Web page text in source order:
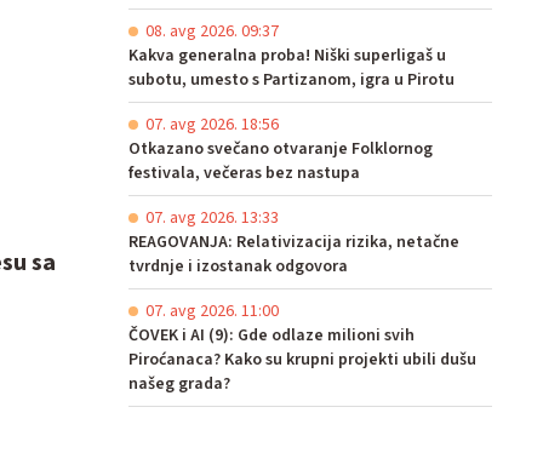
sa
08. avg 2026. 09:37
Kakva generalna proba! Niški superligaš u
subotu, umesto s Partizanom, igra u Pirotu
07. avg 2026. 18:56
Otkazano svečano otvaranje Folklornog
festivala, večeras bez nastupa
07. avg 2026. 13:33
REAGOVANJA: Relativizacija rizika, netačne
tvrdnje i izostanak odgovora
07. avg 2026. 11:00
ČOVEK i AI (9): Gde odlaze milioni svih
Piroćanaca? Kako su krupni projekti ubili dušu
našeg grada?